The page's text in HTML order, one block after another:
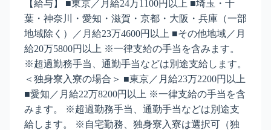
【給与】 ■東京／月給24万1100円以上 ■埼玉・千
葉・神奈川・愛知・滋賀・京都・大阪・兵庫（一部
地域除く）／月給23万4600円以上 ■その他地域／月
給20万5800円以上 ※一律支給の手当を含みます。
※超過勤務手当、通勤手当などは別途支給します。
＜独身寮入寮の場合＞ ■東京／月給23万2200円以上
■愛知／月給22万8200円以上 ※一律支給の手当を含
みます。 ※超過勤務手当、通勤手当などは別途支
給します。 ※自宅勤務、独身寮入寮は選択可（独